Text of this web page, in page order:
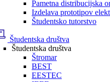
Pametna distribucijska
Izdelava prototipov
Študentsko tutorstvo
Študentska društva
Študentska društva
Štromar
BEST
EESTEC